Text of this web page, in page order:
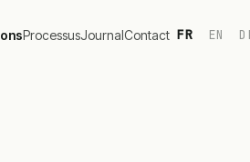
ProcessusJournalContact FR EN